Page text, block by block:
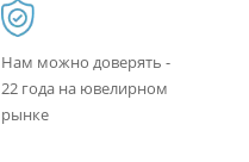
Нам можно доверять -
22 года на ювелирном
рынке